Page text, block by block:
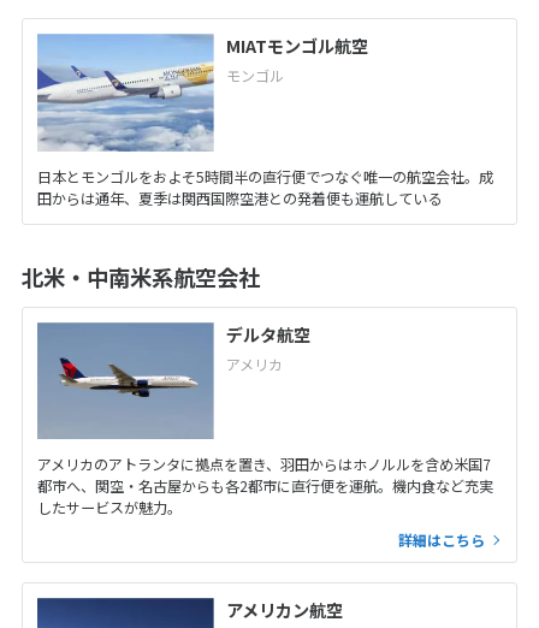
MIATモンゴル航空
モンゴル
日本とモンゴルをおよそ5時間半の直行便でつなぐ唯一の航空会社。成
田からは通年、夏季は関西国際空港との発着便も運航している
北米・中南米系航空会社
デルタ航空
アメリカ
アメリカのアトランタに拠点を置き、羽田からはホノルルを含め米国7
都市へ、関空・名古屋からも各2都市に直行便を運航。機内食など充実
したサービスが魅力。
詳細はこちら
アメリカン航空